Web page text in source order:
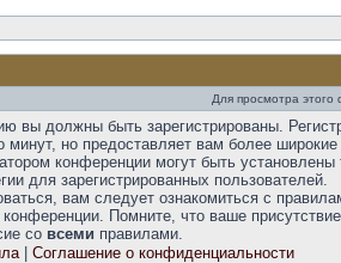
Для просмотра
вы должны быть зарегистрированы.
минут, но предоставляет вам более широкие
конференции могут быть установлены
для зарегистрированных пользователей.
вам следует ознакомиться с
Помните, что ваше
со всеми правилами.
| Соглашение о конфиденциальности